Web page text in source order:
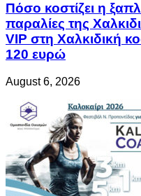
Πόσο κοστίζει η
παραλίες της
VIP στη Χαλκιδική
120 ευρώ
August 6, 2026